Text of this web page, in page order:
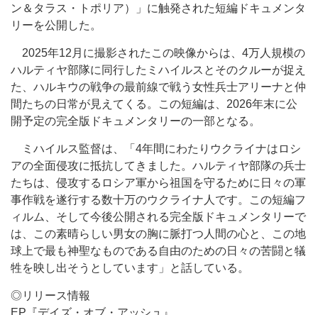
ン＆タラス・トポリア）」に触発された短編ドキュメンタ
リーを公開した。
2025年12月に撮影されたこの映像からは、4万人規模の
ハルティヤ部隊に同行したミハイルスとそのクルーが捉え
た、ハルキウの戦争の最前線で戦う女性兵士アリーナと仲
間たちの日常が見えてくる。この短編は、2026年末に公
開予定の完全版ドキュメンタリーの一部となる。
ミハイルス監督は、「4年間にわたりウクライナはロシ
アの全面侵攻に抵抗してきました。ハルティヤ部隊の兵士
たちは、侵攻するロシア軍から祖国を守るために日々の軍
事作戦を遂行する数十万のウクライナ人です。この短編フ
ィルム、そして今後公開される完全版ドキュメンタリーで
は、この素晴らしい男女の胸に脈打つ人間の心と、この地
球上で最も神聖なものである自由のための日々の苦闘と犠
牲を映し出そうとしています」と話している。
◎リリース情報
EP『デイズ・オブ・アッシュ』